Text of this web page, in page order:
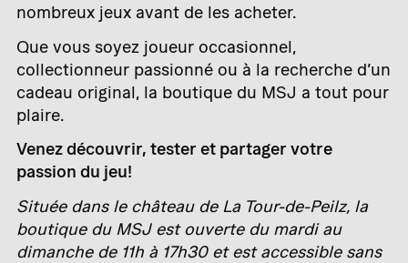
nombreux jeux avant de les acheter.
Que vous soyez joueur occasionnel,
collectionneur passionné ou à la recherche d’un
cadeau original, la boutique du MSJ a tout pour
plaire.
Venez découvrir, tester et partager votre
passion du jeu!
Située dans le château de La Tour-de-Peilz, la
boutique du MSJ est ouverte du mardi au
dimanche de 11h à 17h30 et est accessible sans